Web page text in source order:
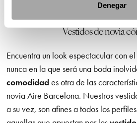
Denegar
Vestidos de novia
Encuentra un look espectacular con
nunca en la que será una boda
comodidades otra de las
novia Aire Barcelona. Nuestros
a su vez, son afines a todos los